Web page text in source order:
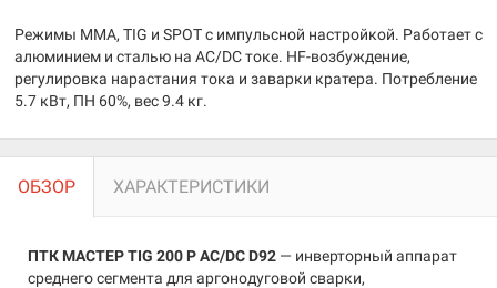
Режимы MMA, TIG и SPOT с импульсной настройкой. Работает с
алюминием и сталью на AC/DC токе. HF-возбуждение,
регулировка нарастания тока и заварки кратера. Потребление
5.7 кВт, ПН 60%, вес 9.4 кг.
ОБЗОР ХАРАКТЕРИСТИКИ
ПТК МАСТЕР TIG 200 P AC/DC D92 — инверторный аппарат
среднего сегмента для аргонодуговой сварки,